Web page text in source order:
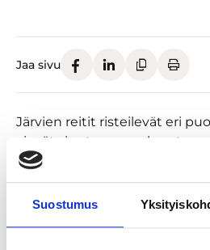
Suostumus
Jaa sivu
Järvien reitit risteilevät eri
vievät sinut upeaan
rauhaan, kyliin ja
ja tietenkin järvien rannoille.
yhdistelmämatkoja pyörällä,